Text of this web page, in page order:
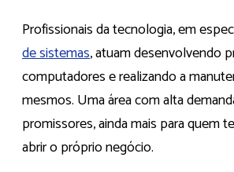
Profissionais da tecnologia, em
de sistemas, atuam desenvolvendo
computadores e realizando a
mesmos. Uma área com alta
promissores, ainda mais para quem
abrir o próprio negócio.